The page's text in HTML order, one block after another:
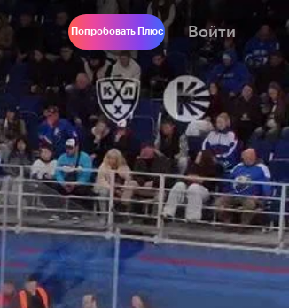
Попробовать Плюс Войти